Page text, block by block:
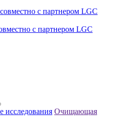
с партнером LGC
с партнером LGC
исследования Очищающая